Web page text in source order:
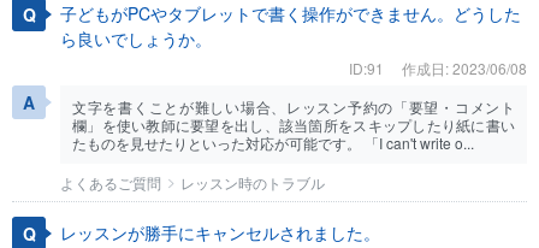
子どもがPCやタブレットで書く操作ができません。どうした
ら良いでしょうか。
ID:91
作成日: 2023/06/08
文字を書くことが難しい場合、レッスン予約の「要望・コメント
欄」を使い教師に要望を出し、該当箇所をスキップしたり紙に書い
たものを見せたりといった対応が可能です。 「I can't write o...
よくあるご質問
レッスン時のトラブル
レッスンが勝手にキャンセルされました。